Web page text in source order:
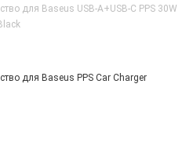
для Baseus USB-A+USB-C PPS 30W
для Baseus PPS Car Charger